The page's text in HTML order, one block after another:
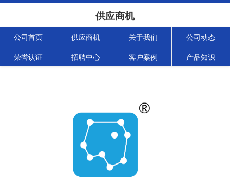
供应商机
公司首页 供应商机 关于我们 公司动态
荣誉认证 招聘中心 客户案例 产品知识